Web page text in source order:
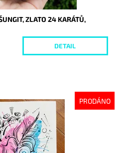
ZLATO 24 KARÁTŮ,
DETAIL
PRODÁNO